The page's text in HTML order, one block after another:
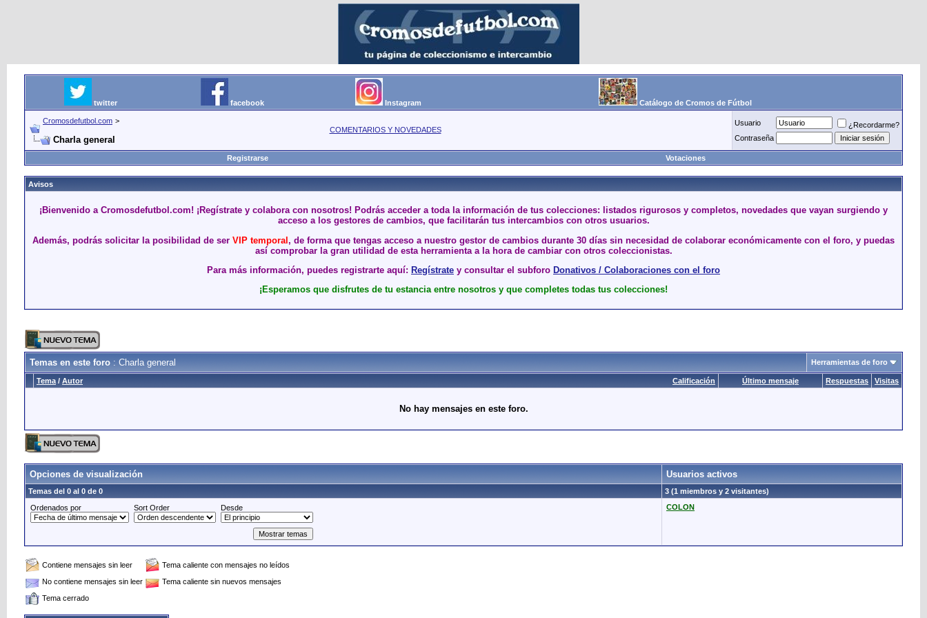
twitter facebook Instagram Catálogo de Cromos de Fútbol
Cromosdefutbol.com >
COMENTARIOS Y NOVEDADES
Charla general
Usuario
¿Recordarme?
Contraseña
Registrarse Votaciones
Avisos
¡Bienvenido a Cromosdefutbol.com! ¡Regístrate y colabora con nosotros! Podrás acceder a toda la información de tus colecciones: listados rigurosos y completos, novedades que vayan surgiendo y
acceso a los gestores de cambios, que facilitarán tus intercambios con otros usuarios.
Además, podrás solicitar la posibilidad de ser VIP temporal, de forma que tengas acceso a nuestro gestor de cambios durante 30 días sin necesidad de colaborar económicamente con el foro, y puedas
así comprobar la gran utilidad de esta herramienta a la hora de cambiar con otros coleccionistas.
Para más información, puedes registrarte aquí: Regístrate y consultar el subforo Donativos / Colaboraciones con el foro
¡Esperamos que disfrutes de tu estancia entre nosotros y que completes todas tus colecciones!
Temas en este foro : Charla general Herramientas de foro
Calificación
Tema / Autor Último mensaje Respuestas Visitas
No hay mensajes en este foro.
Opciones de visualización Usuarios activos
Temas del 0 al 0 de 0
3 (1 miembros y 2 visitantes)
Ordenados por
Sort Order Desde COLON
Contiene mensajes sin leer
Tema caliente con mensajes no leídos
No contiene mensajes sin leer
Tema caliente sin nuevos mensajes
Tema cerrado